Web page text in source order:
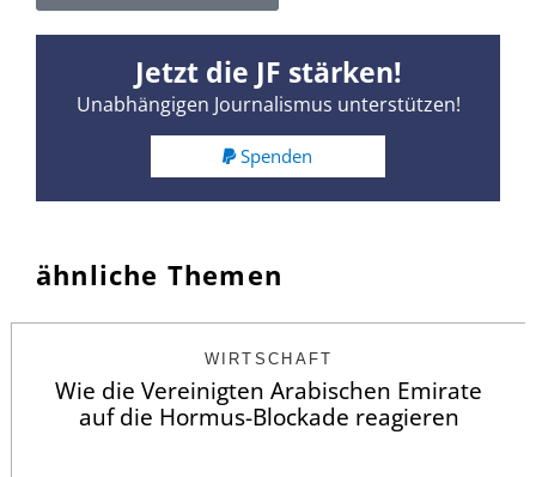
Jetzt die JF stärken!
Unabhängigen Journalismus unterstützen!
Spenden
ähnliche Themen
WIRTSCHAFT
Wie die Vereinigten Arabischen Emirate
auf die Hormus-Blockade reagieren